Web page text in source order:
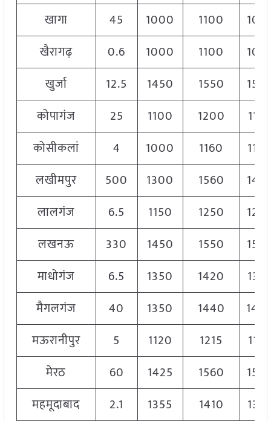
खागा
45 1000 1100
खैरागढ़
0.6 1000 1100
खुर्जा
12.5 1450 1550
कोपागंज
25 1100 1200
कोसीकलां
4 1000 1160
लखीमपुर
500 1300 1560
लालगंज
6.5 1150 1250
लखनऊ
330 1450 1550
माधोगंज
6.5 1350 1420
मैगलगंज
40 1350 1440
मऊरानीपुर
5 1120 1215
मेरठ
60 1425 1560
महमूदाबाद
2.1 1355 1410